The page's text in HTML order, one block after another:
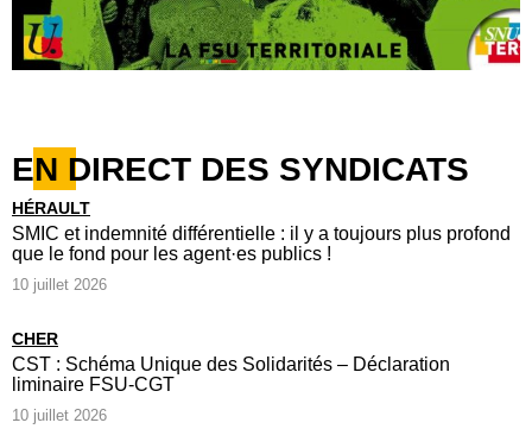
EN DIRECT DES SYNDICATS
HÉRAULT
SMIC et indemnité différentielle : il y a toujours plus profond
que le fond pour les agent·es publics !
10 juillet 2026
CHER
CST : Schéma Unique des Solidarités – Déclaration
liminaire FSU-CGT
10 juillet 2026